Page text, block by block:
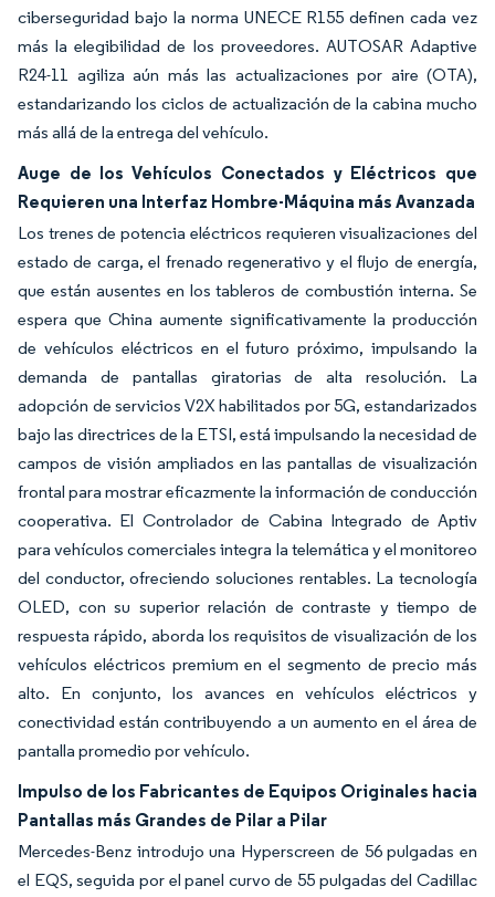
ciberseguridad bajo la norma UNECE R155 definen cada vez
más la elegibilidad de los proveedores. AUTOSAR Adaptive
R24-11 agiliza aún más las actualizaciones por aire (OTA),
estandarizando los ciclos de actualización de la cabina mucho
más allá de la entrega del vehículo.
Auge de los Vehículos Conectados y Eléctricos que
Requieren una Interfaz Hombre-Máquina más Avanzada
Los trenes de potencia eléctricos requieren visualizaciones del
estado de carga, el frenado regenerativo y el flujo de energía,
que están ausentes en los tableros de combustión interna. Se
espera que China aumente significativamente la producción
de vehículos eléctricos en el futuro próximo, impulsando la
demanda de pantallas giratorias de alta resolución. La
adopción de servicios V2X habilitados por 5G, estandarizados
bajo las directrices de la ETSI, está impulsando la necesidad de
campos de visión ampliados en las pantallas de visualización
frontal para mostrar eficazmente la información de conducción
cooperativa. El Controlador de Cabina Integrado de Aptiv
para vehículos comerciales integra la telemática y el monitoreo
del conductor, ofreciendo soluciones rentables. La tecnología
OLED, con su superior relación de contraste y tiempo de
respuesta rápido, aborda los requisitos de visualización de los
vehículos eléctricos premium en el segmento de precio más
alto. En conjunto, los avances en vehículos eléctricos y
conectividad están contribuyendo a un aumento en el área de
pantalla promedio por vehículo.
Impulso de los Fabricantes de Equipos Originales hacia
Pantallas más Grandes de Pilar a Pilar
Mercedes-Benz introdujo una Hyperscreen de 56 pulgadas en
el EQS, seguida por el panel curvo de 55 pulgadas del Cadillac